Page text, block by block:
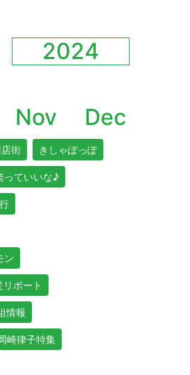
2024
Nov Dec
街 きしゃぽっぽ
っていいな♪
ン
ポート
情報
崎律子特集